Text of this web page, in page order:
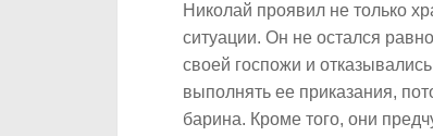
Николай проявил не только
ситуации. Он не остался
своей госпожи и
выполнять ее приказания,
барина. Кроме того, они